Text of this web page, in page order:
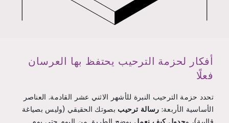
أفكار لحزمة الترحيب يحتفظ بها العرسان
فعلًا
تحدد حزمة الترحيب النبرة للأشهر الاثني عشر القادمة. العناصر
الأساسية الأربعة: رسالة ترحيب بصوتك الحقيقي (وليس بصياغة